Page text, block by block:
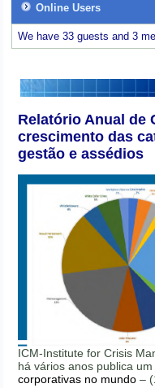
Online Users
We have 33 guests and 3
Relatório Anual de
crescimento das
gestão e assédios
ICM-Institute for Crisis
há vários anos publica
corporativas no mundo –